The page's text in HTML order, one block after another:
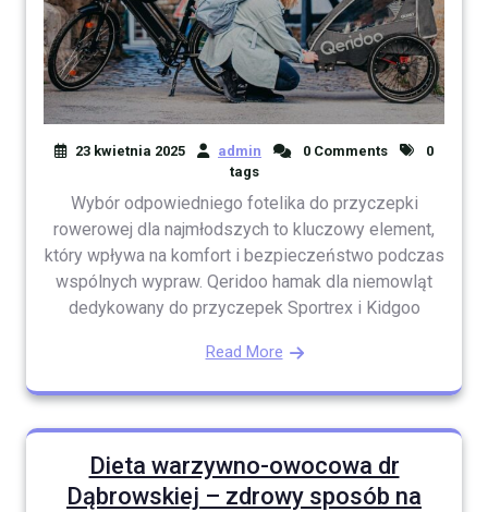
23 kwietnia 2025 admin 0 Comments
0
tags
Wybór odpowiedniego fotelika do przyczepki
rowerowej dla najmłodszych to kluczowy element,
który wpływa na komfort i bezpieczeństwo podczas
wspólnych wypraw. Qeridoo hamak dla niemowląt
dedykowany do przyczepek Sportrex i Kidgoo
Read More
Dieta warzywno-owocowa dr
Dąbrowskiej – zdrowy sposób na